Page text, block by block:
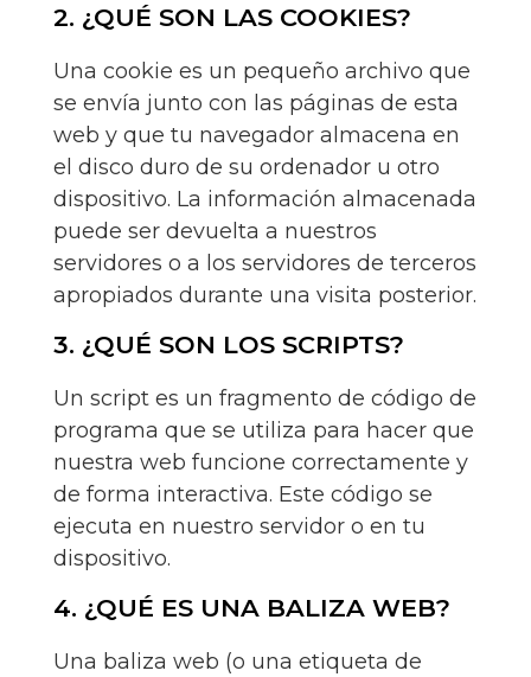
2. ¿QUÉ SON LAS COOKIES?
Una cookie es un pequeño archivo que
se envía junto con las páginas de esta
web y que tu navegador almacena en
el disco duro de su ordenador u otro
dispositivo. La información almacenada
puede ser devuelta a nuestros
servidores o a los servidores de terceros
apropiados durante una visita posterior.
3. ¿QUÉ SON LOS SCRIPTS?
Un script es un fragmento de código de
programa que se utiliza para hacer que
nuestra web funcione correctamente y
de forma interactiva. Este código se
ejecuta en nuestro servidor o en tu
dispositivo.
4. ¿QUÉ ES UNA BALIZA WEB?
Una baliza web (o una etiqueta de